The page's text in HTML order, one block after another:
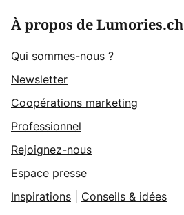
À propos de Lumories.ch
Qui sommes-nous ?
Newsletter
Coopérations marketing
Professionnel
Rejoignez-nous
Espace presse
Inspirations
Conseils & idées